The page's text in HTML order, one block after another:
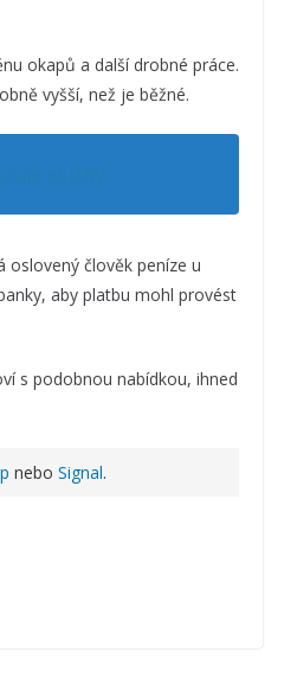
okapů a další drobné práce.
vyšší, než je běžné.
oslovený člověk peníze u
aby platbu mohl provést
s podobnou nabídkou, ihned
nebo Signal.